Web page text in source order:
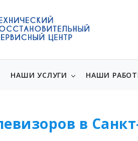
НАШИ УСЛУГИ НАШИ
в